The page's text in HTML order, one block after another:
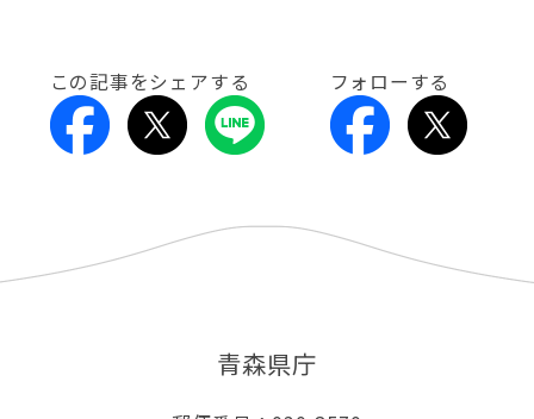
この記事をシェアする フォローする
青森県庁